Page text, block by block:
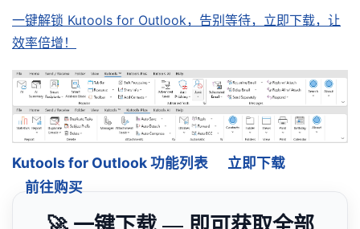
一键解锁 Kutools for Outlook，告别等待，立即下载，让
效率倍增！
Kutools for Outlook 功能列表
立即下载
前往购买